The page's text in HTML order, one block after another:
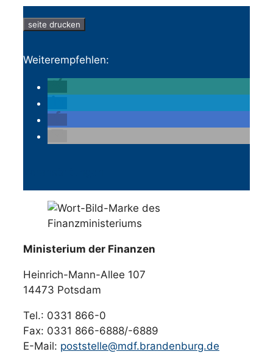
seite drucken
Weiterempfehlen:
Ministerium der Finanzen
Heinrich-Mann-Allee 107
14473 Potsdam
Tel.: 0331 866-0
Fax: 0331 866-6888/-6889
E-Mail: poststelle@mdf.brandenburg.de